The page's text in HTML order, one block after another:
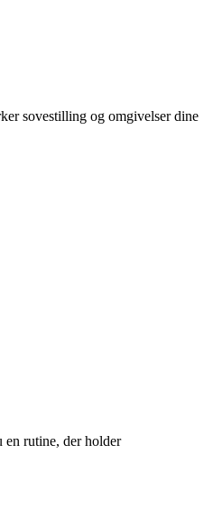
sovestilling og omgivelser dine
en rutine, der holder